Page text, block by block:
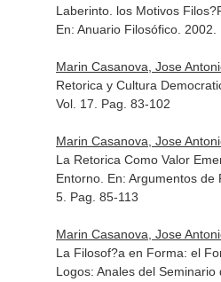
Laberinto. los Motivos
En: Anuario Filosófico. 2002.
Marin Casanova, Jose
Retorica y Cultura
Vol. 17. Pag. 83-102
Marin Casanova, Jose
La Retorica Como Valor
Entorno. En: Argumentos de
5. Pag. 85-113
Marin Casanova, Jose
La Filosof?a en Forma: el
Logos: Anales del Seminario